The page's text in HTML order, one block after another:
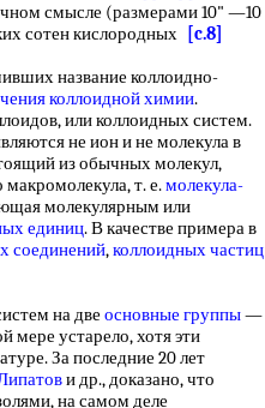
смысле (размерами 10" —10
сотен кислородных
[c.8]
название коллоидно-
коллоидной химии.
или коллоидных систем.
не ион и не молекула в
из обычных молекул,
т. е.молекула-
молекулярным или
единиц. В качестве примера в
соединений,коллоидных частиц
на две основные группы—
мере устарело, хотя эти
За последние 20 лет
и др., доказано, что
на самом деле